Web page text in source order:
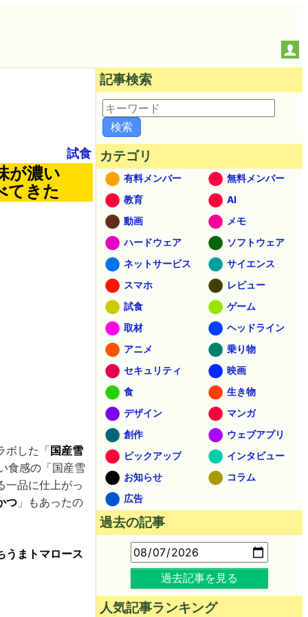
試食
が濃い
てきた
ボした「国産雪
食感の「国産雪
一品に仕上がっ
つ 」もあったの
うまトマロース
記事検索
カテゴリ
有料メンバー
無料メンバー
教育
AI
動画
メモ
ハードウェア
ソフトウェア
ネットサービス
サイエンス
スマホ
レビュー
試食
ゲーム
取材
ヘッドライン
アニメ
乗り物
セキュリティ
映画
食
生き物
デザイン
マンガ
創作
ウェブアプリ
ピックアップ
インタビュー
お知らせ
コラム
広告
過去の記事
過去記事を見る
人気記事ランキング